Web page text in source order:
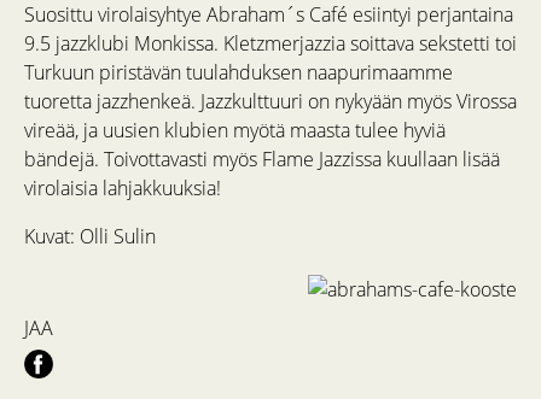
Suosittu virolaisyhtye Abraham´s Café esiintyi perjantaina
9.5 jazzklubi Monkissa. Kletzmerjazzia soittava sekstetti toi
Turkuun piristävän tuulahduksen naapurimaamme
tuoretta jazzhenkeä. Jazzkulttuuri on nykyään myös Virossa
vireää, ja uusien klubien myötä maasta tulee hyviä
bändejä. Toivottavasti myös Flame Jazzissa kuullaan lisää
virolaisia lahjakkuuksia!
Kuvat: Olli Sulin
JAA